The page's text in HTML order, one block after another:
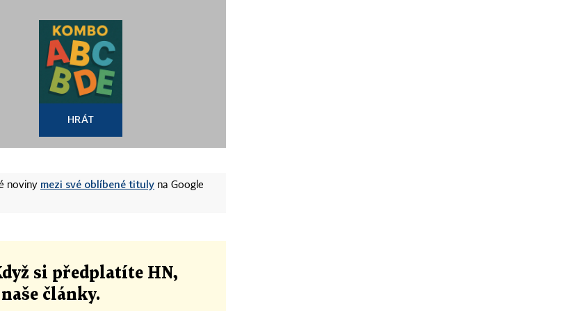
HRÁT
noviny mezi své oblíbené tituly na Google
si předplatíte HN,
články.